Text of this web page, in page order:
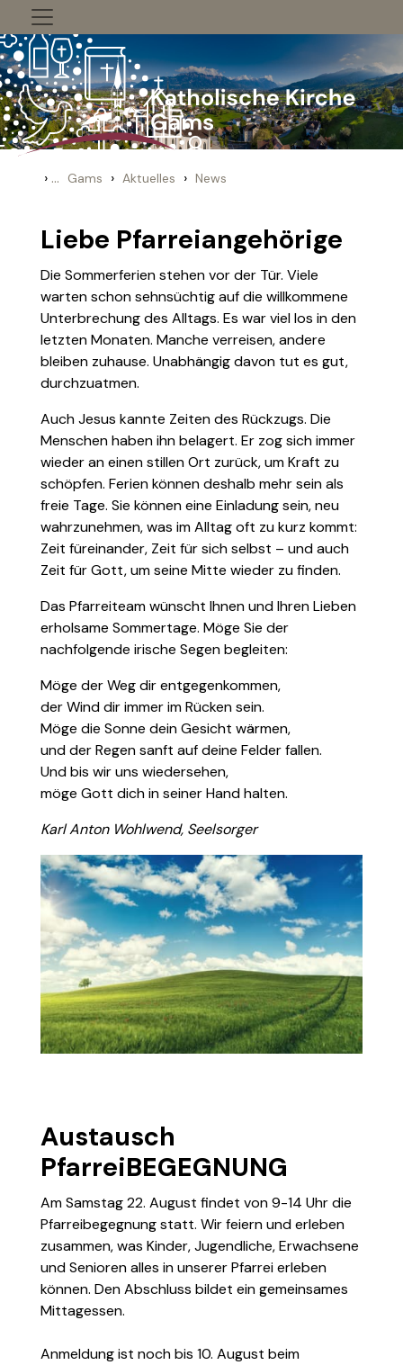
Zum Inhalt springen
› ... Gams › Aktuelles › News
Liebe Pfarreiangehörige
Die Sommerferien stehen vor der Tür. Viele
warten schon sehnsüchtig auf die willkommene
Unterbrechung des Alltags. Es war viel los in den
letzten Monaten. Manche verreisen, andere
bleiben zuhause. Unabhängig davon tut es gut,
durchzuatmen.
Auch Jesus kannte Zeiten des Rückzugs. Die
Menschen haben ihn belagert. Er zog sich immer
wieder an einen stillen Ort zurück, um Kraft zu
schöpfen. Ferien können deshalb mehr sein als
freie Tage. Sie können eine Einladung sein, neu
wahrzunehmen, was im Alltag oft zu kurz kommt:
Zeit füreinander, Zeit für sich selbst – und auch
Zeit für Gott, um seine Mitte wieder zu finden.
Das Pfarreiteam wünscht Ihnen und Ihren Lieben
erholsame Sommertage. Möge Sie der
nachfolgende irische Segen begleiten:
Möge der Weg dir entgegenkommen,
der Wind dir immer im Rücken sein.
Möge die Sonne dein Gesicht wärmen,
und der Regen sanft auf deine Felder fallen.
Und bis wir uns wiedersehen,
möge Gott dich in seiner Hand halten.
Karl Anton Wohlwend, Seelsorger
Austausch
PfarreiBEGEGNUNG
Am Samstag 22. August findet von 9-14 Uhr die
Pfarreibegegnung statt. Wir feiern und erleben
zusammen, was Kinder, Jugendliche, Erwachsene
und Senioren alles in unserer Pfarrei erleben
können. Den Abschluss bildet ein gemeinsames
Mittagessen.
Anmeldung ist noch bis 10. August beim